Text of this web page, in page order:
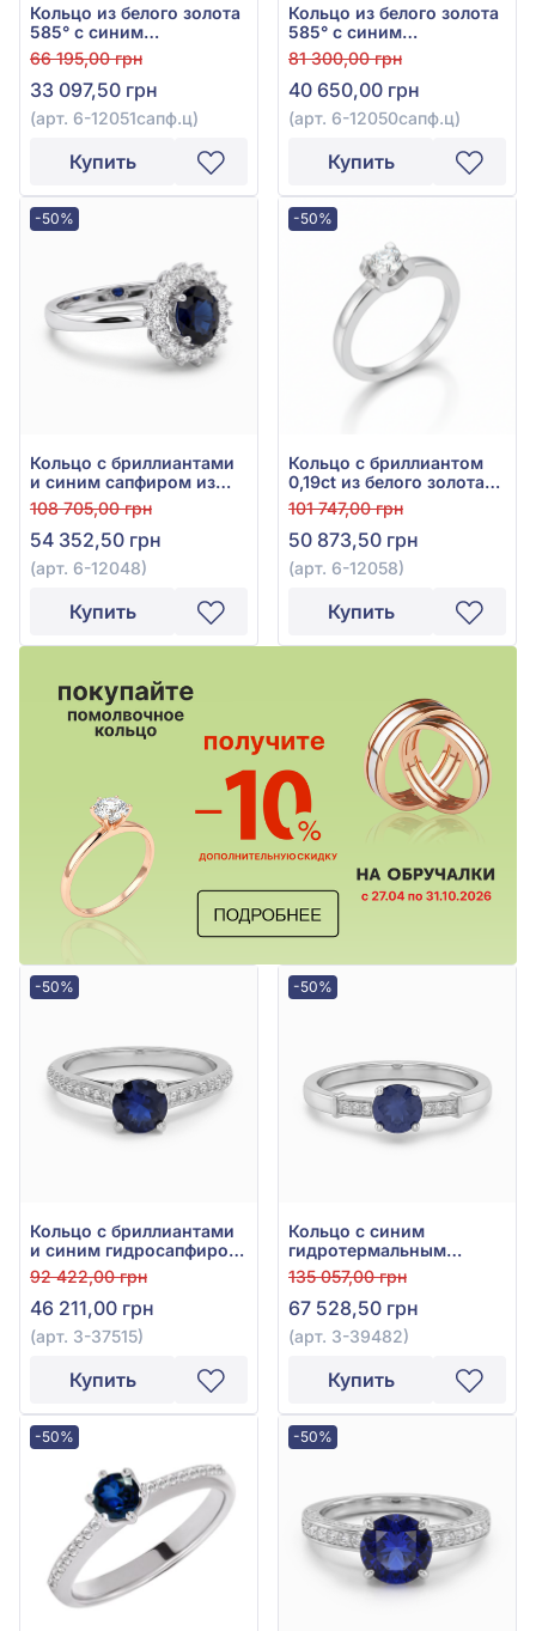
Кольцо из белого золота
585° с синим
гидротермальным
сапфиром 0,87ct и
фианитом, арт. 6-
12051сапф.ц
66 195,00 грн
33 097,50 грн
(арт. 6-12051сапф.ц)
Купить
Кольцо из белого золота
585° с синим
гидротермальным
сапфиром 1,47ct и синим
фианитом, арт. 6-
12050сапф.ц
81 300,00 грн
40 650,00 грн
(арт. 6-12050сапф.ц)
Купить
-50%
Кольцо с бриллиантами
и синим сапфиром из
белого золота 585°, арт.
6-12048
108 705,00 грн
54 352,50 грн
(арт. 6-12048)
Купить
-50%
Кольцо с бриллиантом
0,19ct из белого золота
585°, арт. 6-12058
101 747,00 грн
50 873,50 грн
(арт. 6-12058)
Купить
-50%
Кольцо с бриллиантами
и синим гидросапфиром
из белого золота 750°,
арт. 3-37515
92 422,00 грн
46 211,00 грн
(арт. 3-37515)
Купить
-50%
Кольцо с синим
гидротермальным
сапфиром 0,84ct и
бриллиантами 0,06ct из
белого золота 750°, арт.
3-39482
135 057,00 грн
67 528,50 грн
(арт. 3-39482)
Купить
-50% -50%